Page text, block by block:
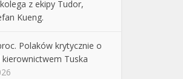
z ekipy Tudor,
Kueng.
Polaków krytycznie o
Tuska